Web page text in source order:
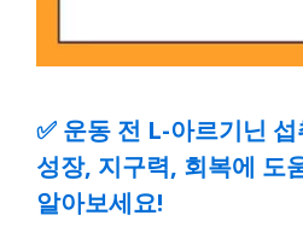
✅ 운동 전 L-아르기닌
성장, 지구력, 회복에 도
알아보세요!